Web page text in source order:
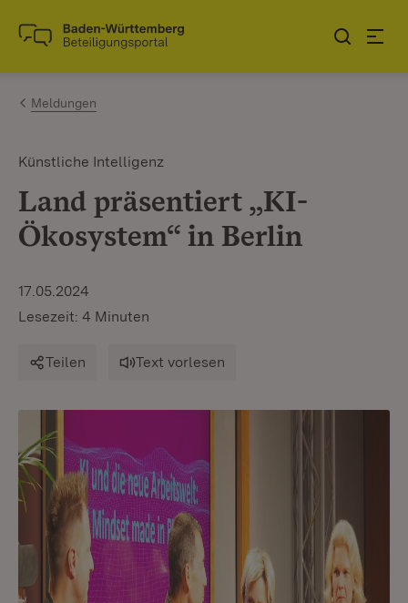
Zum Inhalt springen
Link zur Startseite
Meldungen
Künstliche Intelligenz
Land präsentiert „KI-
Ökosystem“ in Berlin
17.05.2024
Lesezeit: 4 Minuten
Teilen Text vorlesen